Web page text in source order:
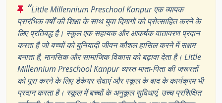
“Little Millennium Preschool Kanpur एक व्यापक
प्रारंभिक वर्षों की शिक्षा के साथ युवा दिमागों को प्रोत्साहित करने के
लिए प्रतिबद्ध है। स्कूल एक सहायक और आकर्षक वातावरण प्रदान
करता है जो बच्चों को बुनियादी जीवन कौशल हासिल करने में सक्षम
बनाता है, मानसिक और सामाजिक विकास को बढ़ावा देता है। Little
Millennium Preschool Kanpur व्यस्त माता-पिता की जरूरतों
को पूरा करने के लिए डेकेयर सेवाएं और स्कूल के बाद के कार्यक्रम भी
प्रदान करता है। स्कूल में बच्चों के अनुकूल सुविधाएं, उच्च प्रशिक्षित